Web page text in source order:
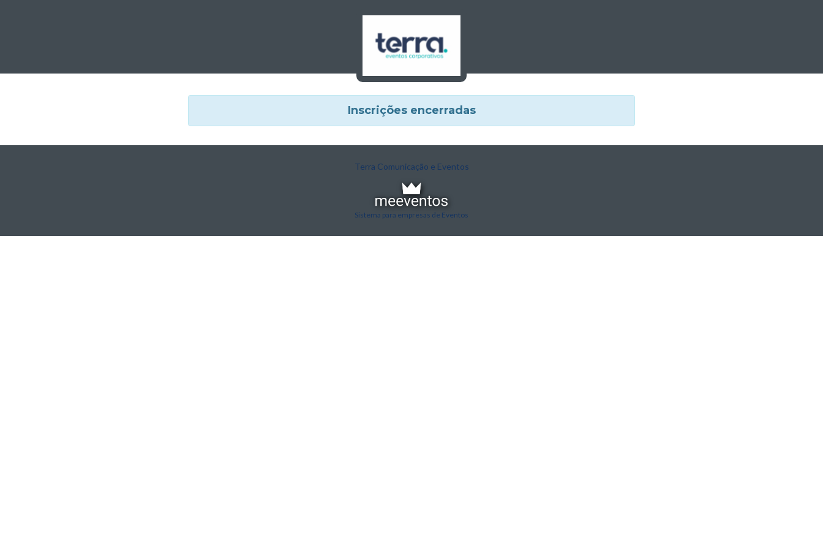
Inscrições encerradas
Terra Comunicação e Eventos
Sistema para empresas de Eventos